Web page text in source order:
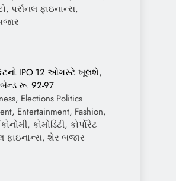
પર્સનલ ફાઇનાન્સ,
IPO 12 ઓગસ્ટે ખૂલશે,
રૂ. 92-97
Elections Politics
Entertainment, Fashion,
કોમોડિટી, કોર્પોરેટ
ફાઇનાન્સ, શેર બજાર